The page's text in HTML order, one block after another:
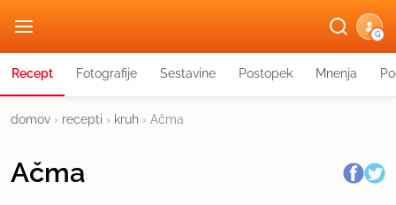
G
Recept Fotografije Sestavine Postopek Mnenja
domov › recepti › kruh › Ačma
Ačma